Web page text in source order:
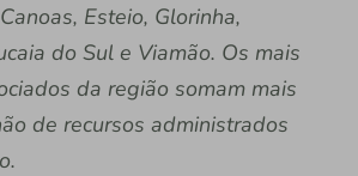
Esteio, Glorinha,
do Sul e Viamão. Os mais
da região somam mais
de recursos administrados